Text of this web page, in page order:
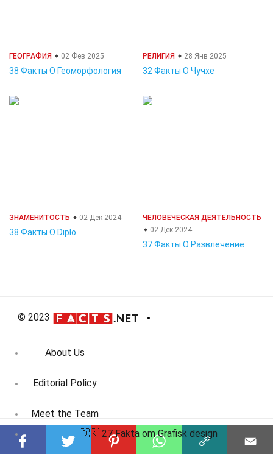
ГЕОГРАФИЯ 02 Фев 2025
38 Факты О Геоморфология
РЕЛИГИЯ 28 Янв 2025
32 Факты О Чучхе
ЗНАМЕНИТОСТЬ 02 Дек 2024
38 Факты О Diplo
ЧЕЛОВЕЧЕСКАЯ ДЕЯТЕЛЬНОСТЬ
02 Дек 2024
37 Факты О Развлечение
© 2023
About Us
Editorial Policy
Meet the Team
Product Review
🇩🇰 27 Fakta om Grafisk design